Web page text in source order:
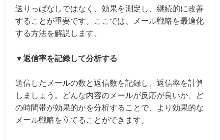
送りっぱなしではなく、効果を測定し、継続的に改善
することが重要です。ここでは、メール戦略を最適化
する方法を解説します。
▼返信率を記録して分析する
送信したメールの数と返信数を記録し、返信率を計算
しましょう。どんな内容のメールが反応が良いか、ど
の時間帯が効果的かを分析することで、より効果的な
メール戦略を立てることができます。